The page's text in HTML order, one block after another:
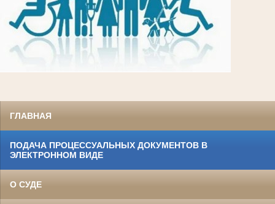
ГЛАВНАЯ
ПОДАЧА ПРОЦЕССУАЛЬНЫХ ДОКУМЕНТОВ В
ЭЛЕКТРОННОМ ВИДЕ
О СУДЕ